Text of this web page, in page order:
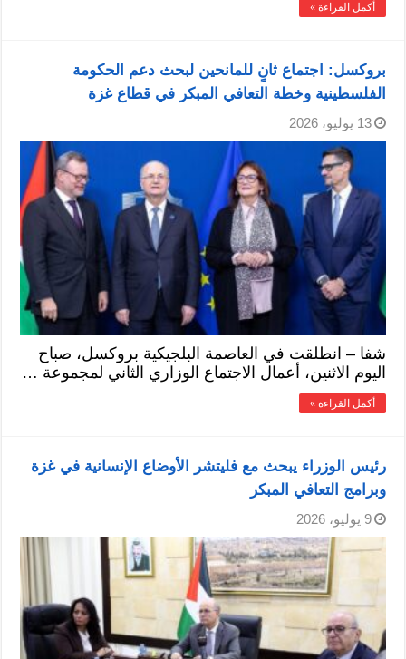
أكمل القراءة »
بروكسل: اجتماع ثانٍ للمانحين لبحث دعم الحكومة
الفلسطينية وخطة التعافي المبكر في قطاع غزة
13 يوليو، 2026
شفا – انطلقت في العاصمة البلجيكية بروكسل، صباح
اليوم الاثنين، أعمال الاجتماع الوزاري الثاني لمجموعة …
أكمل القراءة »
رئيس الوزراء يبحث مع فليتشر الأوضاع الإنسانية في غزة
وبرامج التعافي المبكر
9 يوليو، 2026